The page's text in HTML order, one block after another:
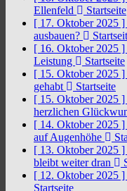
Ellenfeld
Startseite
[ 17. Oktober 2025 ]
ausbauen?
[ 16. Oktober 2025 ]
Leistung
Startseite
[ 15. Oktober 2025 ]
gehabt
Startseite
[ 15. Oktober 2025 ]
herzlichen
[ 14. Oktober 2025 ]
auf Augenhöhe
[ 13. Oktober 2025 ]
bleibt weiter dran
[ 12. Oktober 2025 ]
Startseite